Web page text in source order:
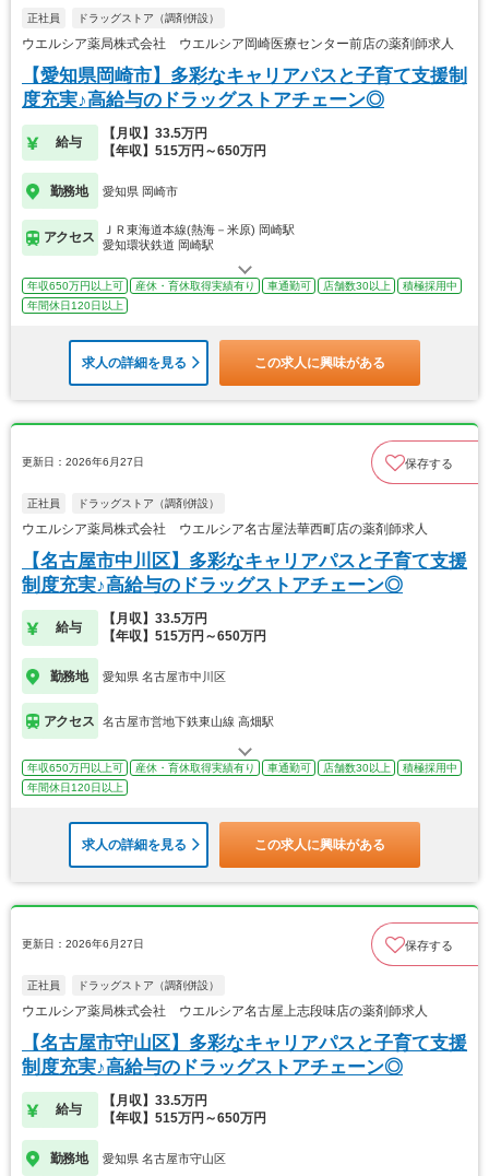
正社員 ドラッグストア（調剤併設）
ウエルシア薬局株式会社 ウエルシア岡崎医療センター前店の薬剤師求人
【愛知県岡崎市】多彩なキャリアパスと子育て支援制
度充実♪高給与のドラッグストアチェーン◎
給与
【月収】33.5万円
【年収】515万円～650万円
勤務地 愛知県 岡崎市
アクセス
ＪＲ東海道本線(熱海－米原) 岡崎駅
愛知環状鉄道 岡崎駅
年収650万円以上可 産休・育休取得実績有り 車通勤可 店舗数30以上
積極採用中
年間休日120日以上
求人の詳細を見る この求人に興味がある
更新日：2026年6月27日 保存する
正社員 ドラッグストア（調剤併設）
ウエルシア薬局株式会社 ウエルシア名古屋法華西町店の薬剤師求人
【名古屋市中川区】多彩なキャリアパスと子育て支援
制度充実♪高給与のドラッグストアチェーン◎
給与
【月収】33.5万円
【年収】515万円～650万円
勤務地 愛知県 名古屋市中川区
アクセス 名古屋市営地下鉄東山線 高畑駅
年収650万円以上可 産休・育休取得実績有り 車通勤可 店舗数30以上
積極採用中
年間休日120日以上
求人の詳細を見る この求人に興味がある
更新日：2026年6月27日 保存する
正社員 ドラッグストア（調剤併設）
ウエルシア薬局株式会社 ウエルシア名古屋上志段味店の薬剤師求人
【名古屋市守山区】多彩なキャリアパスと子育て支援
制度充実♪高給与のドラッグストアチェーン◎
給与
【月収】33.5万円
【年収】515万円～650万円
勤務地 愛知県 名古屋市守山区